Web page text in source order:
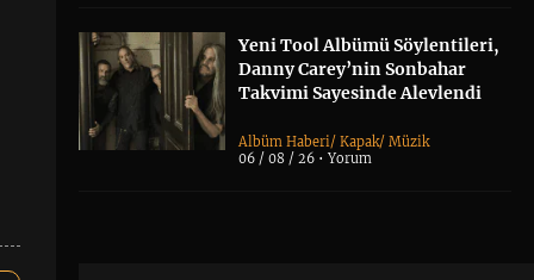
Yeni Tool Albümü Söylentileri,
Danny Carey’nin Sonbahar
Takvimi Sayesinde Alevlendi
Albüm Haberi/Kapak/Müzik
06 / 08 / 26 •Yorum